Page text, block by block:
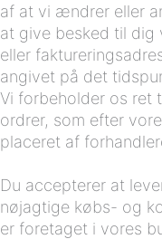
af at vi ændrer eller
at give besked til dig
eller
angivet på det
Vi forbeholder os ret
ordrer, som efter
placeret af
Du accepterer at
nøjagtige købs- og
er foretaget i vores